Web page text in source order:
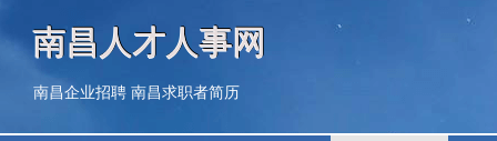
南昌人才人事网
南昌企业招聘 南昌求职者简历